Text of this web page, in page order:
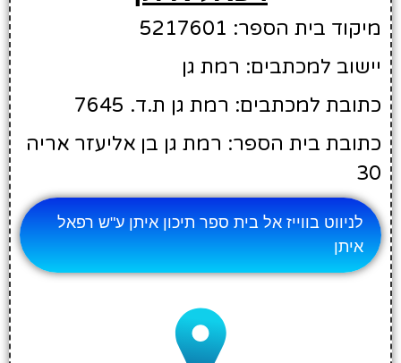
מיקוד בית הספר: 5217601
יישוב למכתבים: רמת גן
כתובת למכתבים: רמת גן ת.ד. 7645
כתובת בית הספר: רמת גן בן אליעזר אריה
30
לניווט בווייז אל בית ספר תיכון איתן ע"ש רפאל
איתן